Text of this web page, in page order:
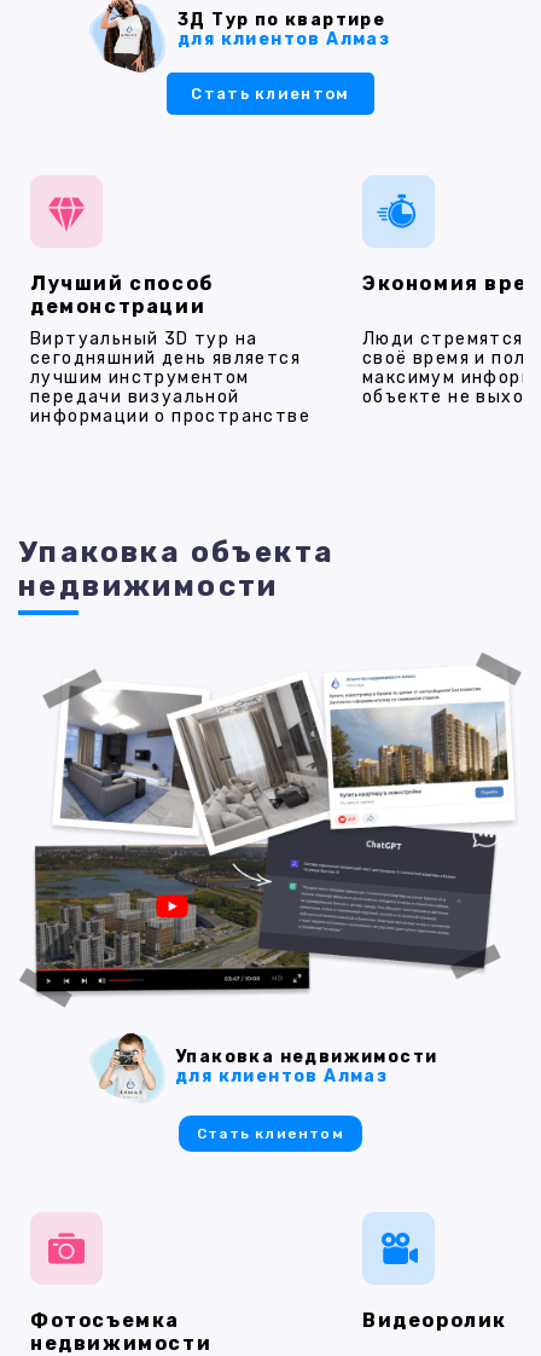
3Д Тур по квартире
для клиентов Алмаз
Стать клиентом
Лучший способ
демонстрации
Виртуальный 3D тур на
сегодняшний день является
лучшим инструментом
передачи визуальной
информации о пространстве
Экономия
Люди стремятся
своё время и
максимум
объекте не
Упаковка объекта
недвижимости
Фотосъемка
недвижимости
Видеоролик
Упаковка недвижимости
для клиентов Алмаз
Стать клиентом